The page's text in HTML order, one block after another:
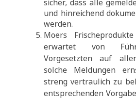
sicher, dass alle
und hinreichend
werden.
Moers
erwartet von
Vorgesetzten auf
solche Meldungen
streng vertraulich zu
entsprechenden